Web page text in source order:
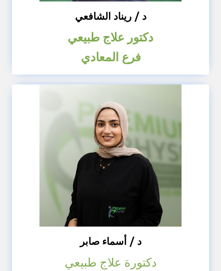
د / ريناد الشافعي
دكتور علاج طبيعي
فرع المعادي
د / أسماء صابر
دكتورة علاج طبيعي